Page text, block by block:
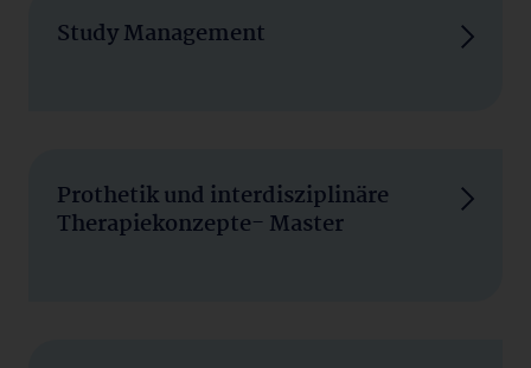
Study Management
Prothetik und interdisziplinäre
Therapiekonzepte- Master